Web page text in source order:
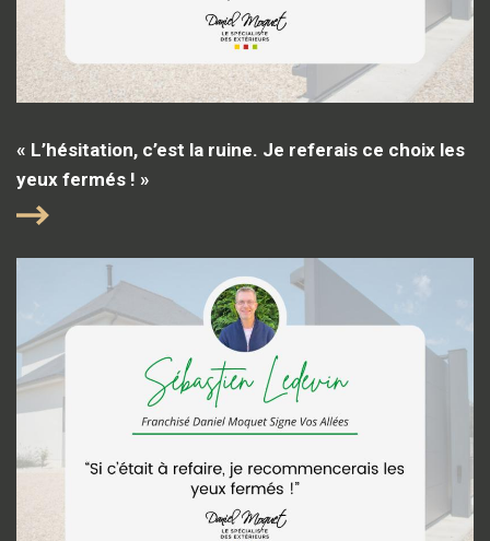
« L’hésitation, c’est la ruine. Je referais ce choix les
yeux fermés ! »